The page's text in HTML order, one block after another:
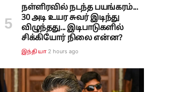
நள்ளிரவில் நடந்த பயங்கரம்...
30 அடி உயர சுவர் இடிந்து
விழுந்தது... இடிபாடுகளில்
சிக்கியோர் நிலை என்ன?
இந்தியா 2 hours ago